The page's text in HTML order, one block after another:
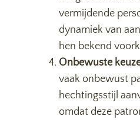
vermijdende
dynamiek van
hen bekend
Onbewuste
vaak onbewust
hechtingsstijl
omdat deze